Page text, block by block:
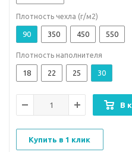
Плотность чехла (г/м2)
90 350 450 550
Плотность наполнителя
18 22 25 30
В
Купить в 1 клик